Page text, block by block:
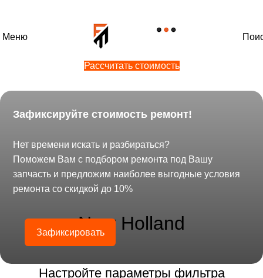
Меню
Рассчитать стоимость
Зафиксируйте стоимость ремонт!
Нет времени искать и разбираться?
Поможем Вам с подбором ремонта под Вашу
запчасть и предложим наиболее выгодные условия
ремонта со скидкой до 10%
ЗафиксироватьNew Holland